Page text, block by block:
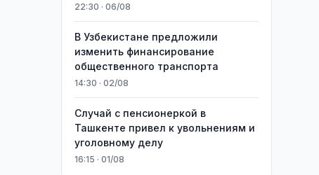
22:30 · 06/08
В Узбекистане предложили
изменить финансирование
общественного транспорта
14:30 · 02/08
Случай с пенсионеркой в
Ташкенте привел к увольнениям и
уголовному делу
16:15 · 01/08